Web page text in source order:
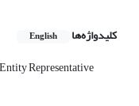
کلیدواژه‌ها English
Representative